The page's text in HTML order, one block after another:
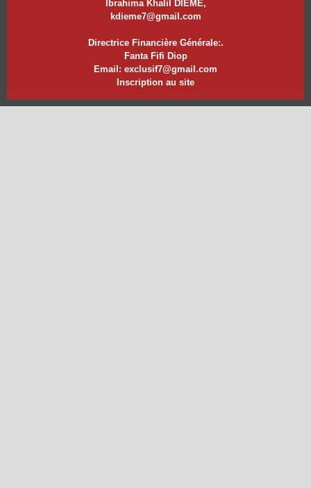
Ibrahima Khalil DIEME,
kdieme7@gmail.com
Directrice Financière Générale:.
Fanta Fifi Diop
Email: exclusif7@gmail.com
Inscription au site